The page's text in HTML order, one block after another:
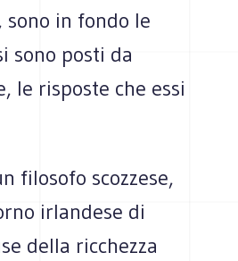
in fondo le
sono posti da
le risposte che essi
filosofo scozzese,
irlandese di
della ricchezza